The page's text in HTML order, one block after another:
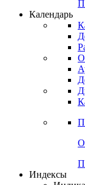
Календарь
Индексы